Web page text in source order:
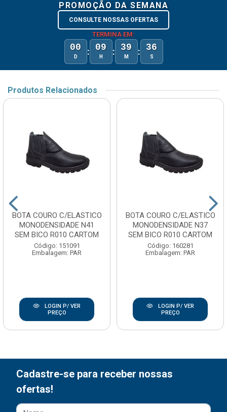
PROMOÇÃO DA SEMANA
CONSULTE NOSSAS OFERTAS
TERMINA EM:
00
D : 09
H : 39
M : 36
S
Produtos Relacionados
BOTA COURO C/ELASTICO
MONODENSIDADE N41
SEM BICO R010 CARTOM
Código: 151091
Embalagem: PAR
LOGIN P/ VER
PREÇO
BOTA COURO C/ELASTICO
MONODENSIDADE N37
SEM BICO R010 CARTOM
Código: 160281
Embalagem: PAR
LOGIN P/ VER
PREÇO
Cadastre-se para receber nossas
ofertas!